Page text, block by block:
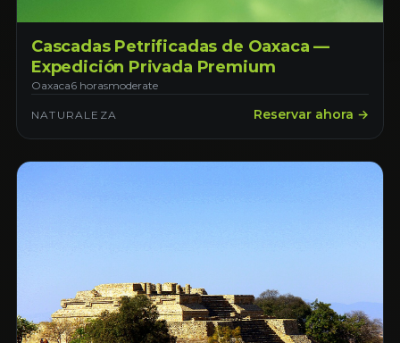
Cascadas Petrificadas de Oaxaca —
Expedición Privada Premium
Oaxaca6 horasmoderate
NATURALEZA Reservar ahora →